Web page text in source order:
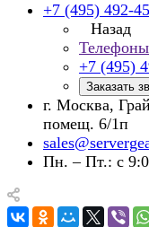
+7 (495) 492-
Назад
Телефоны
+7 (495)
Заказать
г. Москва,
помещ. 6/1п
Пн. – Пт.: с